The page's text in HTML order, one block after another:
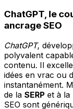
ChatGPT, le
ancrage SEO
ChatGPT,
polyvalent
contenu. Il
idées en vrac ou
instantanément.
de la SERP et à la
SEO sont